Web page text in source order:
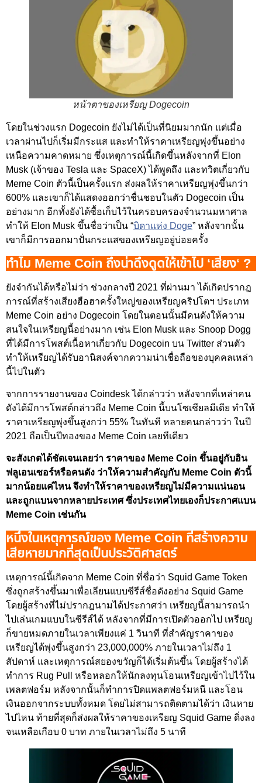
หน้าตาของเหรียญ Dogecoin
โดยในช่วงแรก Dogecoin ยังไม่ได้เป็นที่นิยมมากนัก แต่เมื่อ
เวลาผ่านไปก็เริ่มมีกระแส และทำให้ราคาเหรียญพุ่งขึ้นอย่าง
เหนือความคาดหมาย ซึ่งเหตุการณ์นี้เกิดขึ้นหลังจากที่ Elon
Musk (เจ้าของ Tesla และ SpaceX) ได้พูดถึง และทวิตเกี่ยวกับ
Meme Coin ตัวนี้เป็นครั้งแรก ส่งผลให้ราคาเหรียญพุ่งขึ้นกว่า
600% และเขาก็ได้แสดงออกว่าชื่นชอบในตัว Dogecoin เป็น
อย่างมาก อีกทั้งยังได้ซื้อเก็บไว้ในครอบครองจำนวนมหาศาล
ทำให้ Elon Musk ขึ้นชื่อว่าเป็น “บิดาแห่ง Doge” หลังจากนั้น
เขาก็มีการออกมาปั่นกระแสของเหรียญอยู่บ่อยครั้ง
ทำไม Meme Coin ถึงน่าดึงดูดให้เข้าไป ‘เสี่ยง‘ ?
ยังจำกันได้หรือไม่ว่า ช่วงกลางปี 2021 ที่ผ่านมา ได้เกิดปรากฎ
การณ์ที่สร้างเสียงฮือฮาครั้งใหญ่ของเหรียญคริปโตฯ ประเภท
Meme Coin อย่าง Dogecoin โดยในตอนนั้นมีคนดังให้ความ
สนใจในเหรียญนี้อย่างมาก เช่น Elon Musk และ Snoop Dogg
ที่ได้มีการโพสต์เนื้อหาเกี่ยวกับ Dogecoin บน Twitter ส่วนตัว
ทำให้เหรียญได้รับอานิสงค์จากความน่าเชื่อถือของบุคคลเหล่า
นี้ไปในตัว
จากการรายงานของ Coindesk ได้กล่าวว่า หลังจากที่เหล่าคน
ดังได้มีการโพสต์กล่าวถึง Meme Coin นี้บนโซเชียลมีเดีย ทำให้
ราคาเหรียญพุ่งขึ้นสูงกว่า 55% ในทันที หลายคนกล่าวว่า ในปี
2021 ถือเป็นปีทองของ Meme Coin เลยทีเดียว
จะสังเกตได้ชัดเจนเลยว่า ราคาของ Meme Coin ขึ้นอยู่กับอิน
ฟลูเอนเซอร์หรือคนดัง ว่าให้ความสำคัญกับ Meme Coin ตัวนี้
มากน้อยแค่ไหน จึงทำให้ราคาของเหรียญไม่มีความแน่นอน
และถูกแบนจากหลายประเทศ ซึ่งประเทศไทยเองก็ประกาศแบน
Meme Coin เช่นกัน
หนึ่งในเหตุการณ์ของ Meme Coin ที่สร้างความ
เสียหายมากที่สุดเป็นประวัติศาสตร์
เหตุการณ์นี้เกิดจาก Meme Coin ที่ชื่อว่า Squid Game Token
ซึ่งถูกสร้างขึ้นมาเพื่อเลียนแบบซีรีส์ชื่อดังอย่าง Squid Game
โดยผู้สร้างที่ไม่ปรากฎนามได้ประกาศว่า เหรียญนี้สามารถนำ
ไปเล่นเกมแบบในซีรีส์ได้ หลังจากที่มีการเปิดตัวออกไป เหรียญ
ก็ขายหมดภายในเวลาเพียงแค่ 1 วินาที ที่สำคัญราคาของ
เหรียญได้พุ่งขึ้นสูงกว่า 23,000,000% ภายในเวลาไม่ถึง 1
สัปดาห์ และเหตุการณ์สยองขวัญก็ได้เริ่มต้นขึ้น โดยผู้สร้างได้
ทำการ Rug Pull หรือหลอกให้นักลงทุนโอนเหรียญเข้าไปไว้ใน
เพลตฟอร์ม หลังจากนั้นก็ทำการปิดแพลตฟอร์มหนี และโอน
เงินออกจากระบบทั้งหมด โดยไม่สามารถติดตามได้ว่า เงินหาย
ไปไหน ท้ายที่สุดก็ส่งผลให้ราคาของเหรียญ Squid Game ดิ่งลง
จนเหลือเกือบ 0 บาท ภายในเวลาไม่ถึง 5 นาที